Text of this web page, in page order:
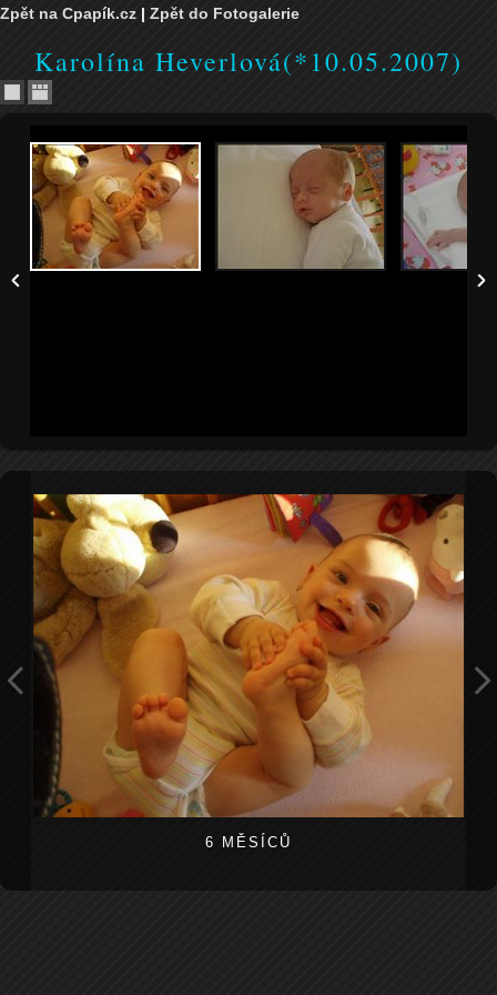
Zpět na Cpapík.cz | Zpět do Fotogalerie
Karolína Heverlová(*10.05.2007)
6 MĚSÍCŮ